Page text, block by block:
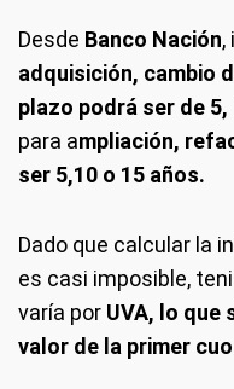
Desde Banco Nación,
adquisición, cambio
plazo podrá ser de 5,
para ampliación,
ser 5,10 o 15 años.
Dado que calcular la
es casi imposible,
varía por UVA, lo que
valor de la primer